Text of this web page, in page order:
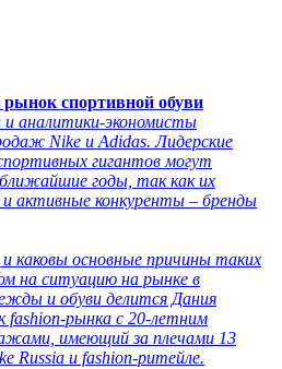
рынок спортивной обуви
аналитики-экономисты
Nike и Adidas. Лидерские
гигантов могут
годы, так как их
активные конкуренты – бренды
каковы основные причины таких
на ситуацию на рынке в
и обуви делится Дания
fashion-рынка с 20-летним
имеющий за плечами 13
Russia и fashion-ритейле.